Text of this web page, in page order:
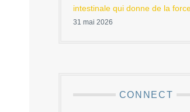
intestinale qui donne de la
31 mai 2026
CONNECT